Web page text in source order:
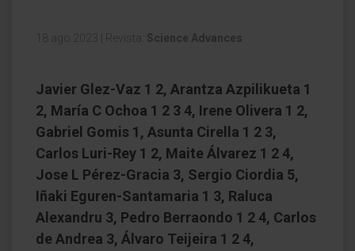
18 ago 2023 Revista: Science Advances
Javier Glez-Vaz 1 2, Arantza Azpilikueta 1
2, María C Ochoa 1 2 3 4, Irene Olivera 1 2,
Gabriel Gomis 1, Asunta Cirella 1 2 3,
Carlos Luri-Rey 1 2, Maite Álvarez 1 2 4,
Jose L Pérez-Gracia 3, Sergio Ciordia 5,
Iñaki Eguren-Santamaria 1 3, Raluca
Alexandru 3, Pedro Berraondo 1 2 4, Carlos
de Andrea 3, Álvaro Teijeira 1 2 4,